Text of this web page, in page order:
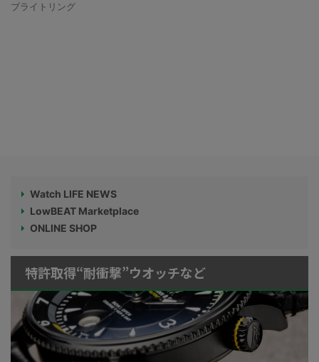
ブライトリング
Watch LIFE NEWS
LowBEAT Marketplace
ONLINE SHOP
特許取得“耐衝撃”ウオッチなど